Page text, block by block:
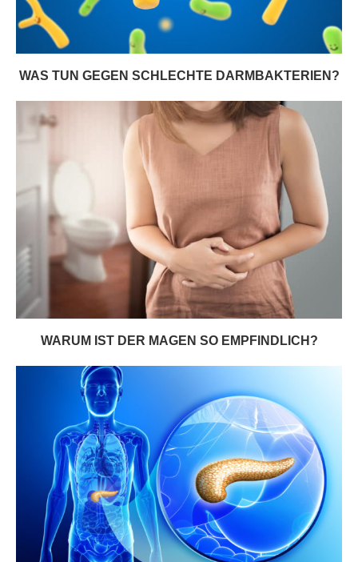
WAS TUN GEGEN SCHLECHTE DARMBAKTERIEN?
WARUM IST DER MAGEN SO EMPFINDLICH?